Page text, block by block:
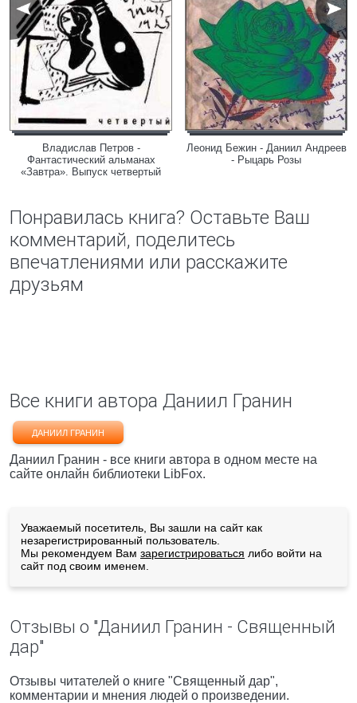
Владислав Петров -
Фантастический альманах
«Завтра». Выпуск четвертый
Леонид Бежин - Даниил Андреев
- Рыцарь Розы
Понравилась книга? Оставьте Ваш
комментарий, поделитесь
впечатлениями или расскажите
друзьям
Все книги автора Даниил Гранин
ДАНИИЛ ГРАНИН
Даниил Гранин - все книги автора в одном месте на
сайте онлайн библиотеки LibFox.
Уважаемый посетитель, Вы зашли на сайт как
незарегистрированный пользователь.
Мы рекомендуем Вам зарегистрироваться либо войти на
сайт под своим именем.
Отзывы о "Даниил Гранин - Священный
дар"
Отзывы читателей о книге "Священный дар",
комментарии и мнения людей о произведении.